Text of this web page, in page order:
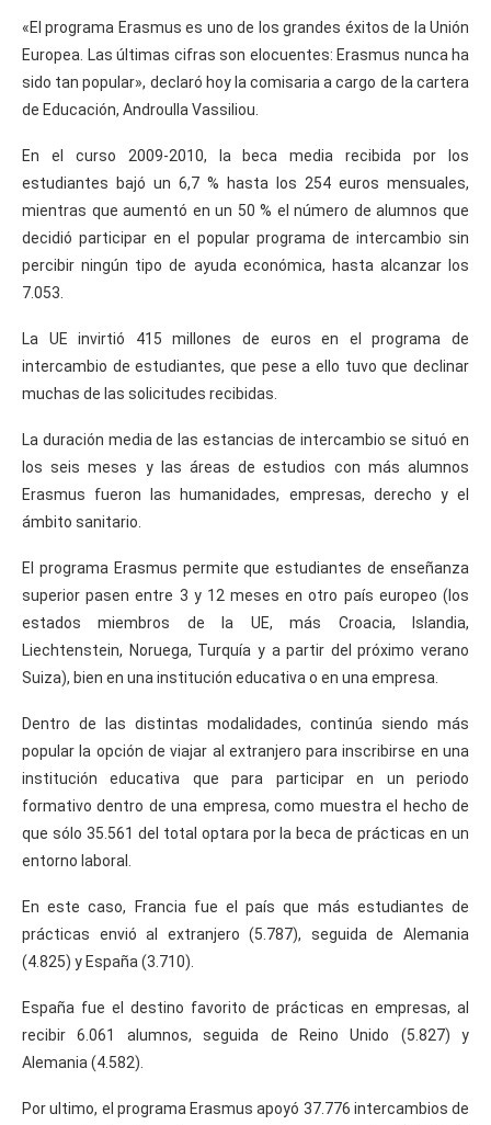
«El programa Erasmus es uno de los grandes éxitos de la Unión
Europea. Las últimas cifras son elocuentes: Erasmus nunca ha
sido tan popular», declaró hoy la comisaria a cargo de la cartera
de Educación, Androulla Vassiliou.
En el curso 2009-2010, la beca media recibida por los
estudiantes bajó un 6,7 % hasta los 254 euros mensuales,
mientras que aumentó en un 50 % el número de alumnos que
decidió participar en el popular programa de intercambio sin
percibir ningún tipo de ayuda económica, hasta alcanzar los
7.053.
La UE invirtió 415 millones de euros en el programa de
intercambio de estudiantes, que pese a ello tuvo que declinar
muchas de las solicitudes recibidas.
La duración media de las estancias de intercambio se situó en
los seis meses y las áreas de estudios con más alumnos
Erasmus fueron las humanidades, empresas, derecho y el
ámbito sanitario.
El programa Erasmus permite que estudiantes de enseñanza
superior pasen entre 3 y 12 meses en otro país europeo (los
estados miembros de la UE, más Croacia, Islandia,
Liechtenstein, Noruega, Turquía y a partir del próximo verano
Suiza), bien en una institución educativa o en una empresa.
Dentro de las distintas modalidades, continúa siendo más
popular la opción de viajar al extranjero para inscribirse en una
institución educativa que para participar en un periodo
formativo dentro de una empresa, como muestra el hecho de
que sólo 35.561 del total optara por la beca de prácticas en un
entorno laboral.
En este caso, Francia fue el país que más estudiantes de
prácticas envió al extranjero (5.787), seguida de Alemania
(4.825) y España (3.710).
España fue el destino favorito de prácticas en empresas, al
recibir 6.061 alumnos, seguida de Reino Unido (5.827) y
Alemania (4.582).
Por ultimo, el programa Erasmus apoyó 37.776 intercambios de